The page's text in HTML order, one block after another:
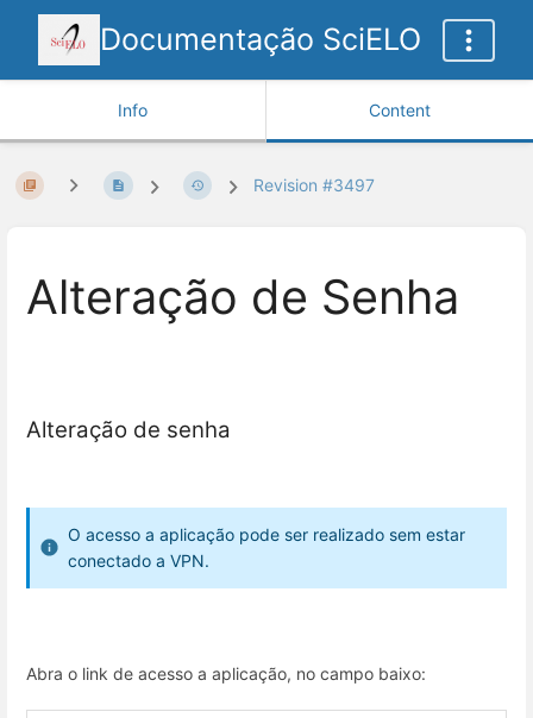
Documentação SciELO
Info Content
Revision #3497
Alteração de Senha
Alteração de senha
O acesso a aplicação pode ser realizado sem estar
conectado a VPN.
Abra o link de acesso a aplicação, no campo baixo: